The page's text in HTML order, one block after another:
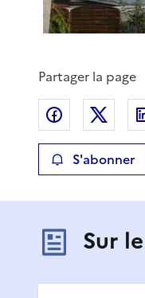
Partager la page
Partager
S'abonner
Sur